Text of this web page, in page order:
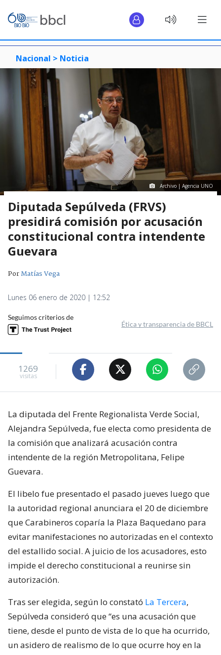
Nacional > Noticia
Archivo | Agencia UNO
Diputada Sepúlveda (FRVS)
presidirá comisión por acusación
constitucional contra intendente
Guevara
PorMatías Vega
Lunes 06 enero de 2020 | 12:52
Seguimos criterios de
Ética y transparencia de BBCL
1269
visitas
La diputada del Frente Regionalista Verde Social,
Alejandra Sepúlveda, fue electa como presidenta de
la comisión que analizará acusación contra
intendente de la región Metropolitana, Felipe
Guevara.
El libelo fue presentado el pasado jueves luego que
la autoridad regional anunciara el 20 de diciembre
que Carabineros coparía la Plaza Baquedano para
evitar manifestaciones no autorizadas en el contexto
del estallido social. A juicio de los acusadores, esto
impide el derecho constitucional a reunirse sin
autorización.
Tras ser elegida, según lo constató La Tercera,
Sepúlveda consideró que “es una acusación que
tiene, desde el punto de vista de lo que ha ocurrido,
un asidero de realismo de lo que ocurre hoy en la